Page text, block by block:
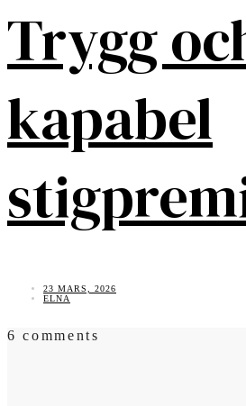
Trygg
kapabel
23 MARS, 2026
ELNA
6 comments